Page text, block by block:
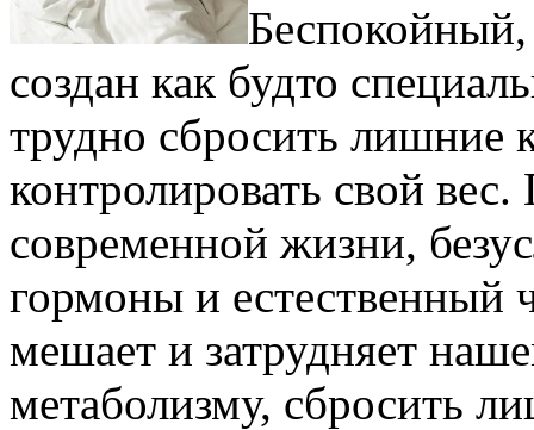
создан как будто
трудно сбросить лишние
контролировать свой
современной жизни,
гормоны и естественный
мешает и затрудняет
метаболизму, сбросить